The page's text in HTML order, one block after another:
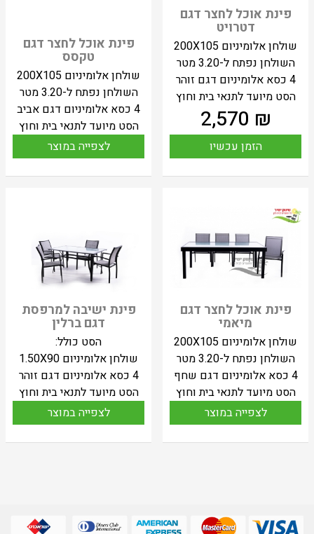
פינת אוכל לחצר דגם
דטרויט
שולחן אלומיניום 200X105
השולחן נפתח ל-3.20 מטר
4 כסא אלומיניום דגם זוהר
הסט מיועד לתנאי בית וחוץ
₪
2,570
הזמן עכשיו
פינת אוכל לחצר דגם
טקסס
שולחן אלומיניום 200X105
השולחן נפתח ל-3.20 מטר
4 כסא אלומיניום דגם אביב
הסט מיועד לתנאי בית וחוץ
לצפייה במוצר
פינת אוכל לחצר דגם
מיאמי
שולחן אלומיניום 200X105
השולחן נפתח ל-3.20 מטר
4 כסא אלומיניום דגם שחף
הסט מיועד לתנאי בית וחוץ
לצפייה במוצר
פינת ישיבה למרפסת
דגם ברלין
הסט כולל:
שולחן אלומיניום 1.50X90
4 כסא אלומיניום דגם זוהר
הסט מיועד לתנאי בית וחוץ
לצפייה במוצר